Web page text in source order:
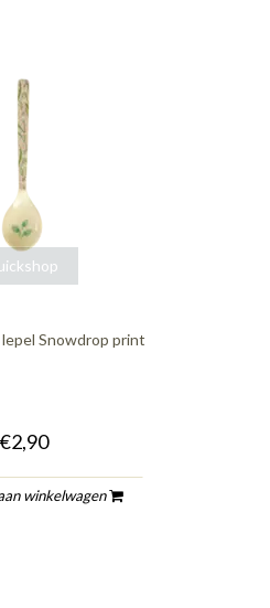
lepel Snowdrop print
€2,90
winkelwagen